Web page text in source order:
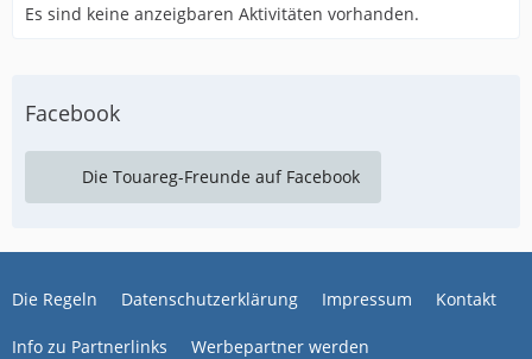
Es sind keine anzeigbaren Aktivitäten vorhanden.
Facebook
Die Touareg-Freunde auf Facebook
Die Regeln Datenschutzerklärung Impressum Kontakt
Info zu Partnerlinks Werbepartner werden